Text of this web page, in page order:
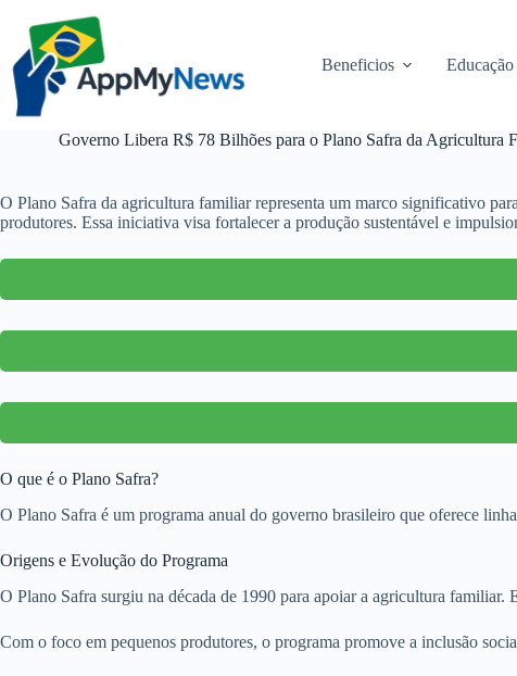
conteúdo
Beneficios
Governo Libera R$ 78 Bilhões para o Plano Safra da Agricultura
O Plano Safra da agricultura familiar representa um marco significativo
produtores. Essa iniciativa visa fortalecer a produção sustentável e
O que é o Plano Safra?
O Plano Safra é um programa anual do governo brasileiro que oferece
Origens e Evolução do Programa
O Plano Safra surgiu na década de 1990 para apoiar a agricultura
Com o foco em pequenos produtores, o programa promove a inclusão